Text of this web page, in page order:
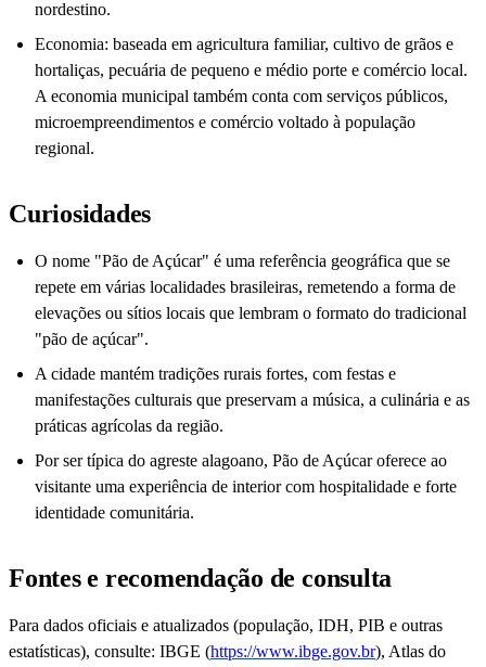
nordestino.
Economia: baseada em agricultura familiar, cultivo de grãos e
hortaliças, pecuária de pequeno e médio porte e comércio local.
A economia municipal também conta com serviços públicos,
microempreendimentos e comércio voltado à população
regional.
Curiosidades
O nome "Pão de Açúcar" é uma referência geográfica que se
repete em várias localidades brasileiras, remetendo a forma de
elevações ou sítios locais que lembram o formato do tradicional
"pão de açúcar".
A cidade mantém tradições rurais fortes, com festas e
manifestações culturais que preservam a música, a culinária e as
práticas agrícolas da região.
Por ser típica do agreste alagoano, Pão de Açúcar oferece ao
visitante uma experiência de interior com hospitalidade e forte
identidade comunitária.
Fontes e recomendação de consulta
Para dados oficiais e atualizados (população, IDH, PIB e outras
estatísticas), consulte: IBGE (https://www.ibge.gov.br), Atlas do